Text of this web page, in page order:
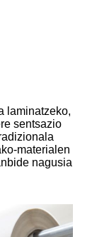
laminatzeko,
sentsazio
materialen
nagusia